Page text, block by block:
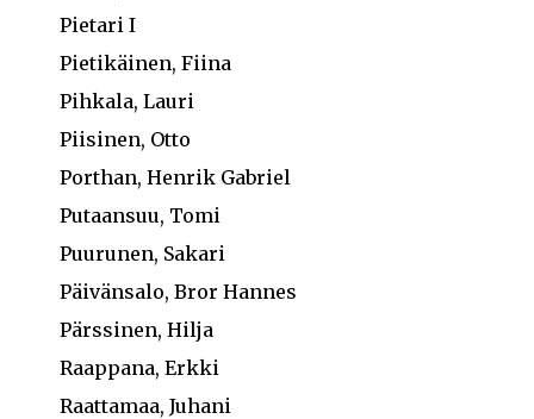
Pietari I
Pietikäinen, Fiina
Pihkala, Lauri
Piisinen, Otto
Porthan, Henrik Gabriel
Putaansuu, Tomi
Puurunen, Sakari
Päivänsalo, Bror Hannes
Pärssinen, Hilja
Raappana, Erkki
Raattamaa, Juhani